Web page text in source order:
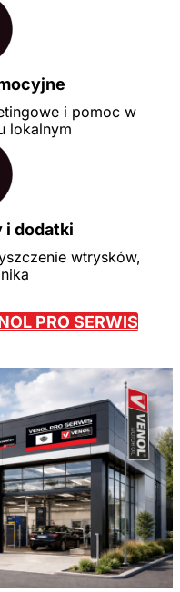
i pomoc w
lokalnym
i dodatki
wtrysków,
PRO SERWIS